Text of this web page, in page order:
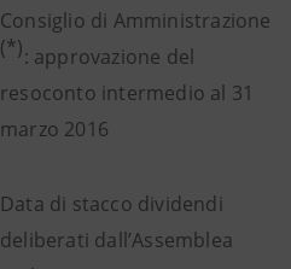
Consiglio di Amministrazione
(*): approvazione del
resoconto intermedio al 31
marzo 2016
Data di stacco dividendi
deliberati dall’Assemblea